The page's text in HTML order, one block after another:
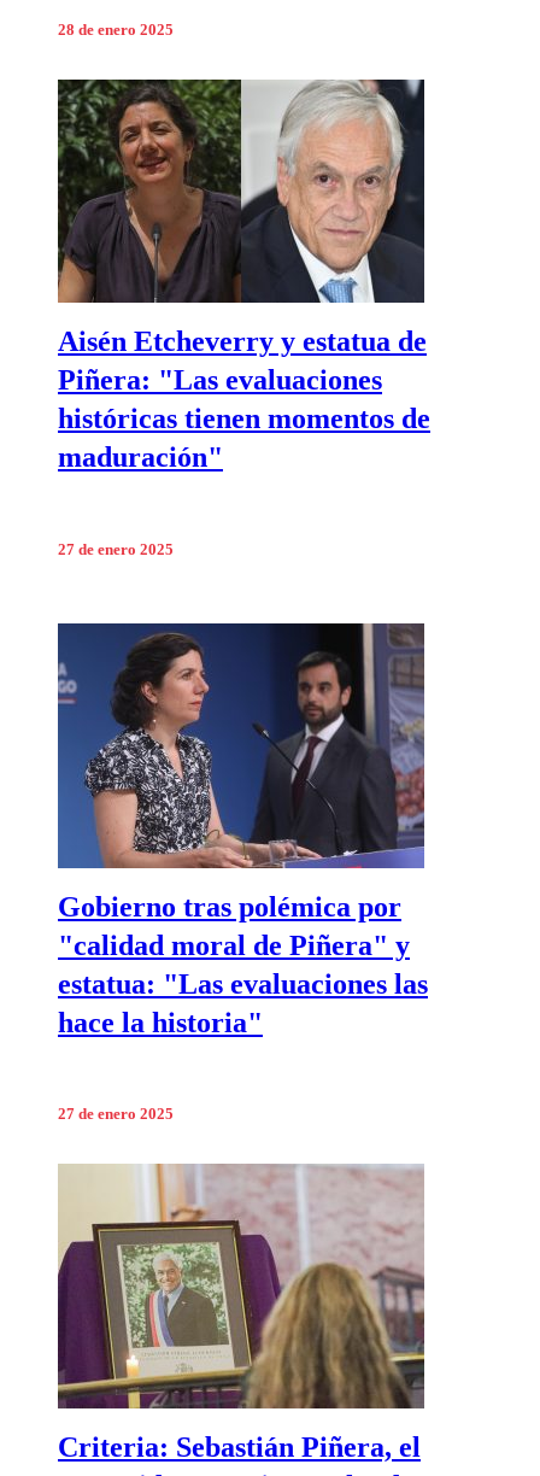
28 de enero 2025
Aisén Etcheverry y estatua de
Piñera: "Las evaluaciones
históricas tienen momentos de
maduración"
27 de enero 2025
Gobierno tras polémica por
"calidad moral de Piñera" y
estatua: "Las evaluaciones las
hace la historia"
27 de enero 2025
Criteria: Sebastián Piñera, el